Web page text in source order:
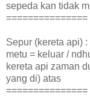
sepeda kan tidak
===============
Sepur (kereta api)
metu = keluar /
kereta api zaman
yang di) atas
===============